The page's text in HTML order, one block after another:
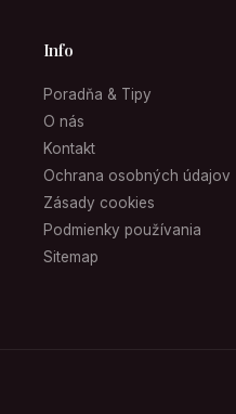
Info
Poradňa & Tipy
O nás
Kontakt
Ochrana osobných údajov
Zásady cookies
Podmienky používania
Sitemap